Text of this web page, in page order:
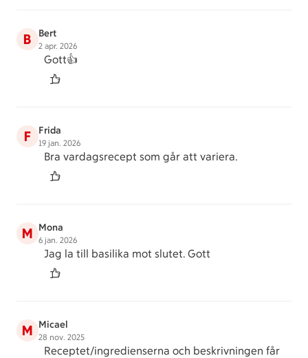
B Bert
2 apr. 2026
Gott👍
F Frida
19 jan. 2026
Bra vardagsrecept som går att variera.
M Mona
6 jan. 2026
Jag la till basilika mot slutet. Gott
M Micael
28 nov. 2025
Receptet/ingredienserna och beskrivningen får